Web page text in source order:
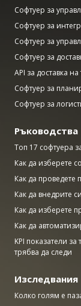
Софтуер за
Софтуер за
Софтуер за
Софтуер за
API за доставка
Софтуер за
Софтуер за
Ръководства
Топ 17 софтуера
Как да изберете
Как да проведете
Как да внедрите
Как да изберете
Как да
KPI показатели
трябва да следи
Изследвания
Колко голям е